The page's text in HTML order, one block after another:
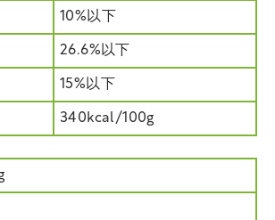
10%以下
26.6%以下
15%以下
340kcal/100g